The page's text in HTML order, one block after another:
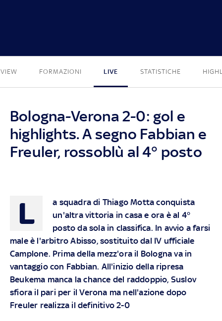
FORMAZIONI LIVE STATISTICHE
Bologna-Verona 2-0: gol e
highlights. A segno Fabbian e
Freuler, rossoblù al 4° posto
L
a squadra di Thiago Motta conquista
un'altra vittoria in casa e ora è al 4°
posto da sola in classifica. In avvio a farsi
male è l'arbitro Abisso, sostituito dal IV ufficiale
Camplone. Prima della mezz'ora il Bologna va in
vantaggio con Fabbian. All'inizio della ripresa
Beukema manca la chance del raddoppio, Suslov
sfiora il pari per il Verona ma nell'azione dopo
Freuler realizza il definitivo 2-0